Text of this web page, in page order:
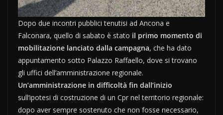
Dopo due incontri pubblici tenutisi ad Ancona e
Falconara, quello di sabato è stato il primo momento di
mobilitazione lanciato dalla campagna, che ha dato
appuntamento sotto Palazzo Raffaello, dove si trovano
gli uffici dell’amministrazione regionale.
Un’amministrazione in difficoltà fin dall’inizio
sull’ipotesi di costruzione di un Cpr nel territorio regionale:
dopo aver sempre sostenuto che non fosse necessario,